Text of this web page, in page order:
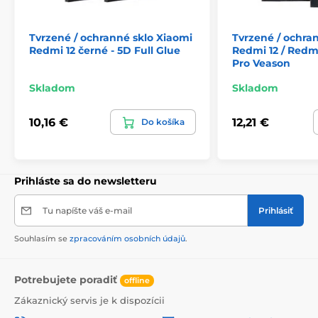
Produkt je zaradený v kategóriách
Xiaomi Redmi 12
Tvrzené / ochranné sklo Xiaomi
Redmi 12 černé - 5D Full Glue
Skladom
10,16 € Do košíka
Tvrzené /
Redmi 12 /
Pro Veason
Skladom
12,21 €
Prihláste sa do newsletteru
Tu napíšte váš e-mail Prihlásiť
Souhlasím se zpracováním osobních údajů.
Potrebujete poradiť offline
Zákaznický servis je k dispozícii